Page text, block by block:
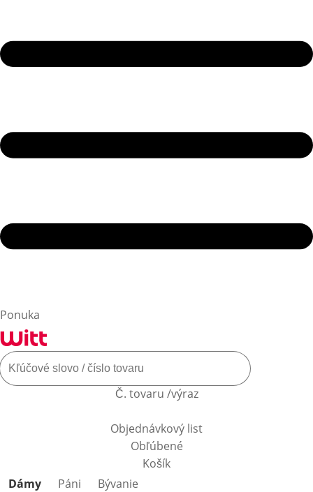
Ponuka
Č. tovaru /výraz
Objednávkový list
Obľúbené
Košík
Preskočiť kategórie produktov
Dámy Páni
Bývanie